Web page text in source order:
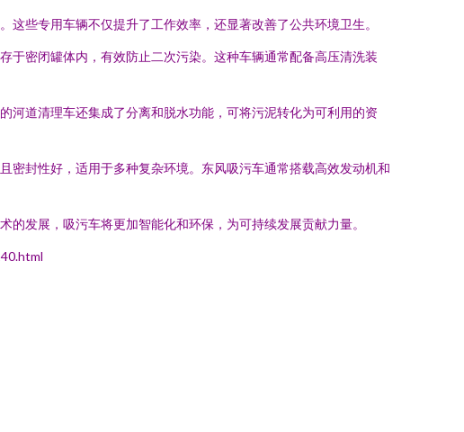
些专用车辆不仅提升了工作效率，还显著改善了公共环境卫生。
于密闭罐体内，有效防止二次污染。这种车辆通常配备高压清洗装
河道清理车还集成了分离和脱水功能，可将污泥转化为可利用的资
密封性好，适用于多种复杂环境。东风吸污车通常搭载高效发动机和
发展，吸污车将更加智能化和环保，为可持续发展贡献力量。